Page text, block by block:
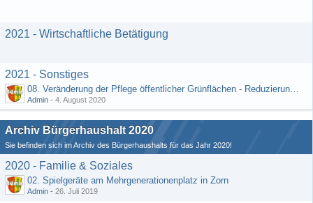
2021 - Wirtschaftliche Betätigung
2021 - Sonstiges
08. Veränderung der Pflege öffentlicher Grünflächen - Reduzierung der Kosten (Schriftlicher Vorschlag von Hr. Rädiker vom 24.07.2020)
Admin - 4. August 2020
Archiv Bürgerhaushalt 2020
Sie befinden sich im Archiv des Bürgerhaushalts für das Jahr 2020!
2020 - Familie & Soziales
02. Spielgeräte am Mehrgenerationenplatz in Zorn
Admin - 26. Juli 2019